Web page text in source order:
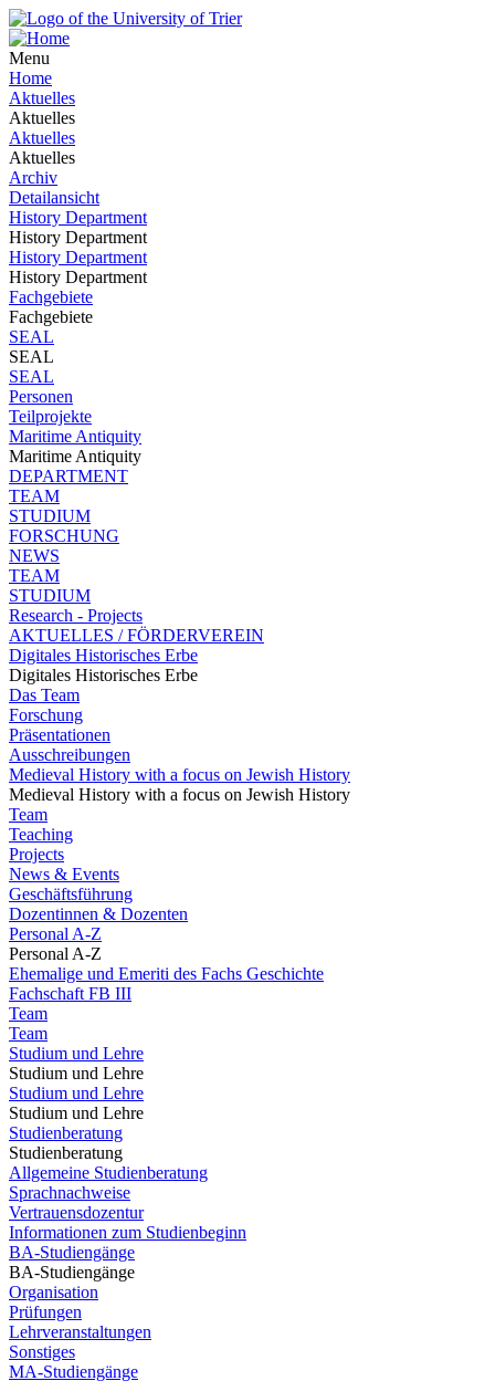
Menu
Home
Aktuelles
Aktuelles
Aktuelles
Aktuelles
Archiv
Detailansicht
History Department
History Department
History Department
History Department
Fachgebiete
Fachgebiete
SEAL
SEAL
SEAL
Personen
Teilprojekte
Maritime Antiquity
Maritime Antiquity
DEPARTMENT
TEAM
STUDIUM
FORSCHUNG
NEWS
TEAM
STUDIUM
Research - Projects
AKTUELLES / FÖRDERVEREIN
Digitales Historisches Erbe
Digitales Historisches Erbe
Das Team
Forschung
Präsentationen
Ausschreibungen
Medieval History with a focus on Jewish History
Medieval History with a focus on Jewish History
Team
Teaching
Projects
News & Events
Geschäftsführung
Dozentinnen & Dozenten
Personal A-Z
Personal A-Z
Ehemalige und Emeriti des Fachs Geschichte
Fachschaft FB III
Team
Team
Studium und Lehre
Studium und Lehre
Studium und Lehre
Studium und Lehre
Studienberatung
Studienberatung
Allgemeine Studienberatung
Sprachnachweise
Vertrauensdozentur
Informationen zum Studienbeginn
BA-Studiengänge
BA-Studiengänge
Organisation
Prüfungen
Lehrveranstaltungen
Sonstiges
MA-Studiengänge